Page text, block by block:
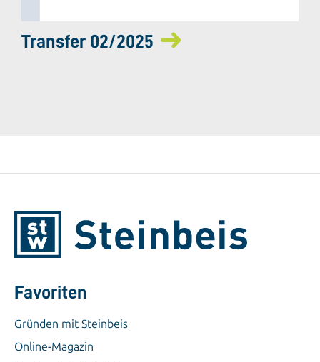
Transfer 02/2025
Favoriten
Gründen mit Steinbeis
Online-Magazin